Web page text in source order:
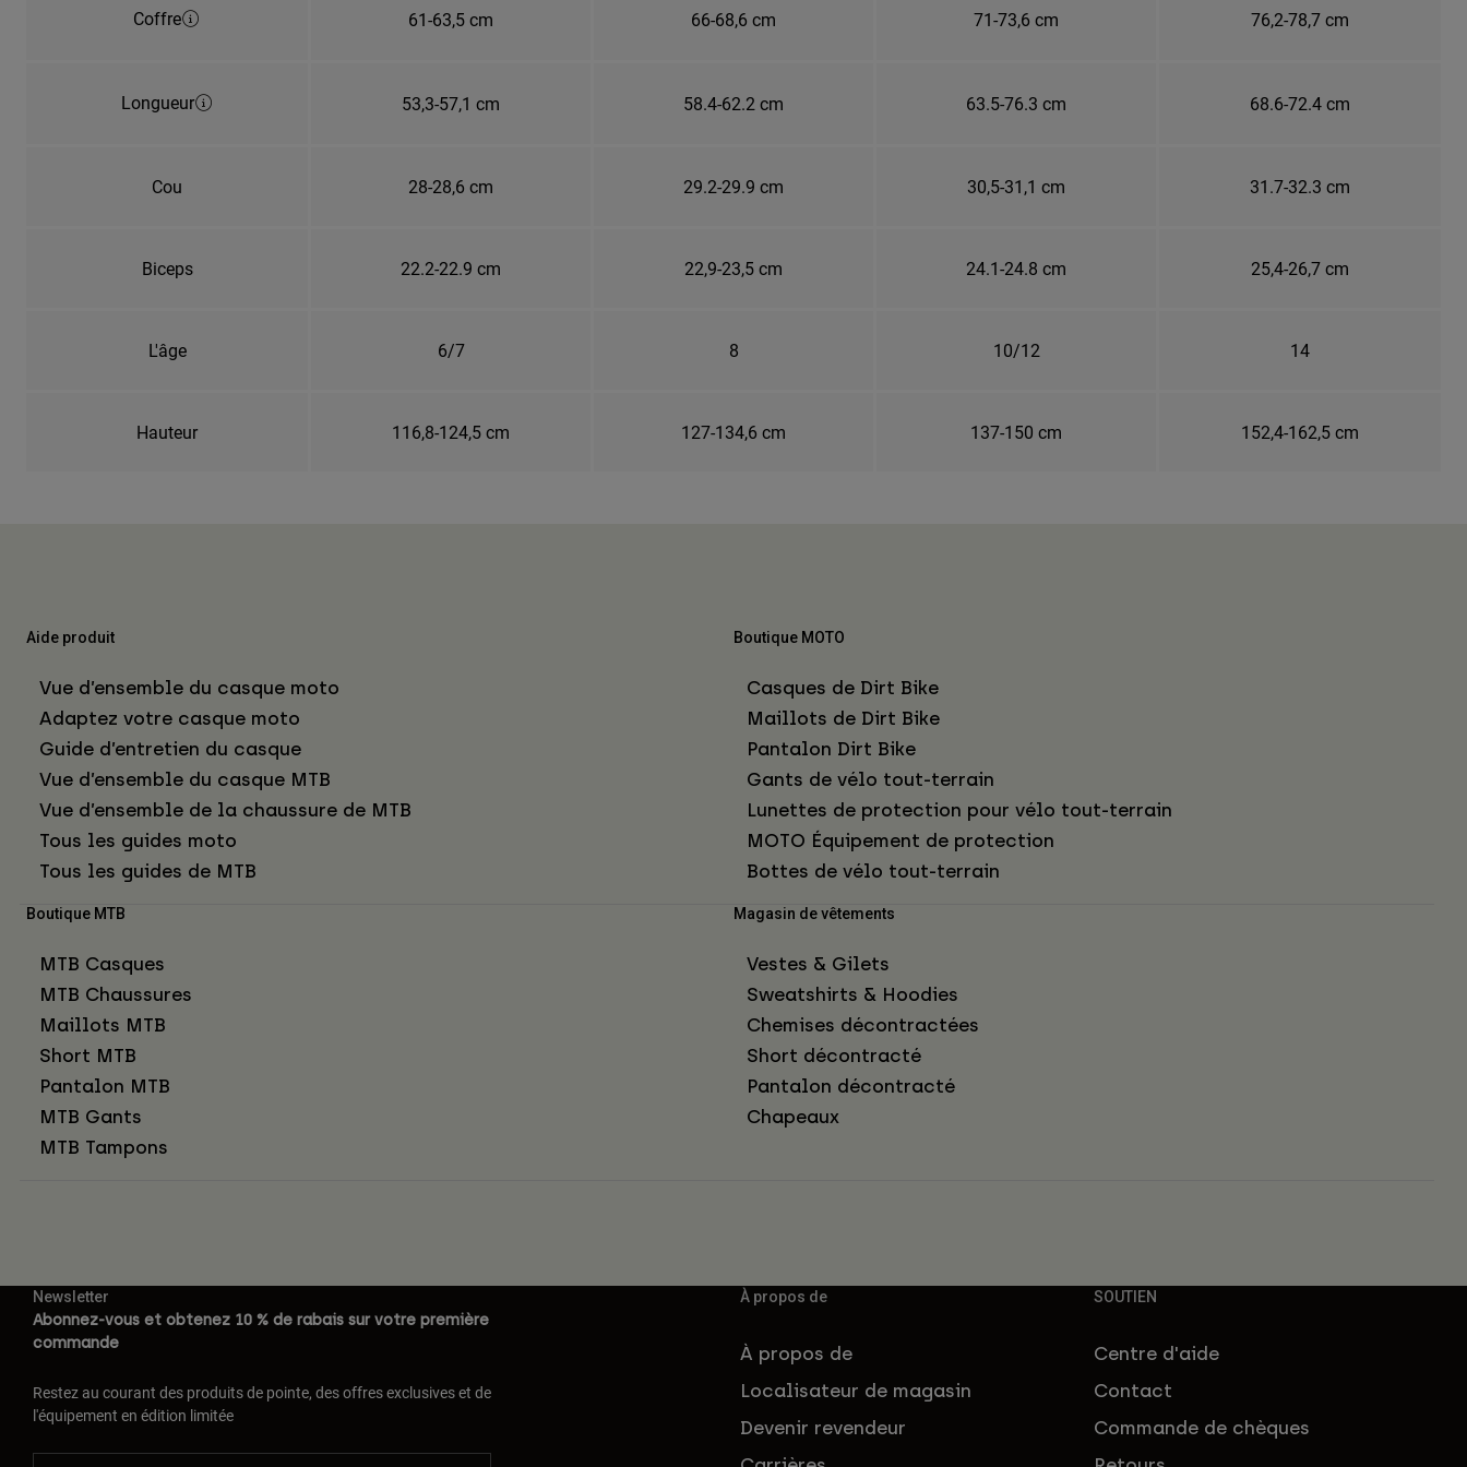
Coffre 61-63,5 cm 66-68,6 cm 71-73,6 cm 76,2-78,7 cm
Longueur 53,3-57,1 cm 58.4-62.2 cm 63.5-76.3 cm 68.6-72.4 cm
Cou 28-28,6 cm 29.2-29.9 cm 30,5-31,1 cm 31.7-32.3 cm
Biceps 22.2-22.9 cm 22,9-23,5 cm 24.1-24.8 cm 25,4-26,7 cm
L'âge 6/7 8 10/12 14
Hauteur 116,8-124,5 cm 127-134,6 cm 137-150 cm 152,4-162,5 cm
Aide produit
Vue d’ensemble du casque moto
Adaptez votre casque moto
Guide d’entretien du casque
Vue d’ensemble du casque MTB
Vue d’ensemble de la chaussure de MTB
Tous les guides moto
Tous les guides de MTB
Boutique MOTO
Casques de Dirt Bike
Maillots de Dirt Bike
Pantalon Dirt Bike
Gants de vélo tout-terrain
Lunettes de protection pour vélo tout-terrain
MOTO Équipement de protection
Bottes de vélo tout-terrain
Boutique MTB
MTB Casques
MTB Chaussures
Maillots MTB
Short MTB
Pantalon MTB
MTB Gants
MTB Tampons
Magasin de vêtements
Vestes & Gilets
Sweatshirts & Hoodies
Chemises décontractées
Short décontracté
Pantalon décontracté
Chapeaux
Newsletter
Abonnez-vous et obtenez 10 % de rabais sur votre première
commande
Restez au courant des produits de pointe, des offres exclusives et de
l'équipement en édition limitée
À propos de
À propos de
Localisateur de magasin
Devenir revendeur
SOUTIEN
Centre d'aide
Contact
Commande de chèques